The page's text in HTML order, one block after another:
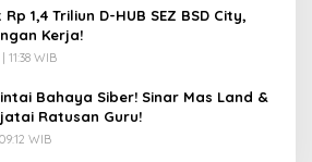
1,4 Triliun D-HUB SEZ BSD City,
Kerja!
WIB
Bahaya Siber! Sinar Mas Land &
Ratusan Guru!
WIB